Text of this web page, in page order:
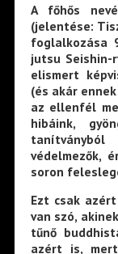
A főhős
(jelentése:
foglalkozása
jutsu
elismert
(és akár
az ellenfél
hibáink,
védelmezők,
soron
Ezt csak
van szó,
tűnő
azért is,